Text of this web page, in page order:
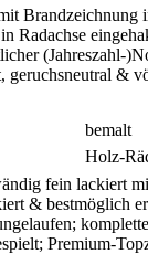
Radachse
(Jahreszahl-
geruchsneutral &
bemalt
Holz-
fein lackiert
& bestmöglich
Premium-